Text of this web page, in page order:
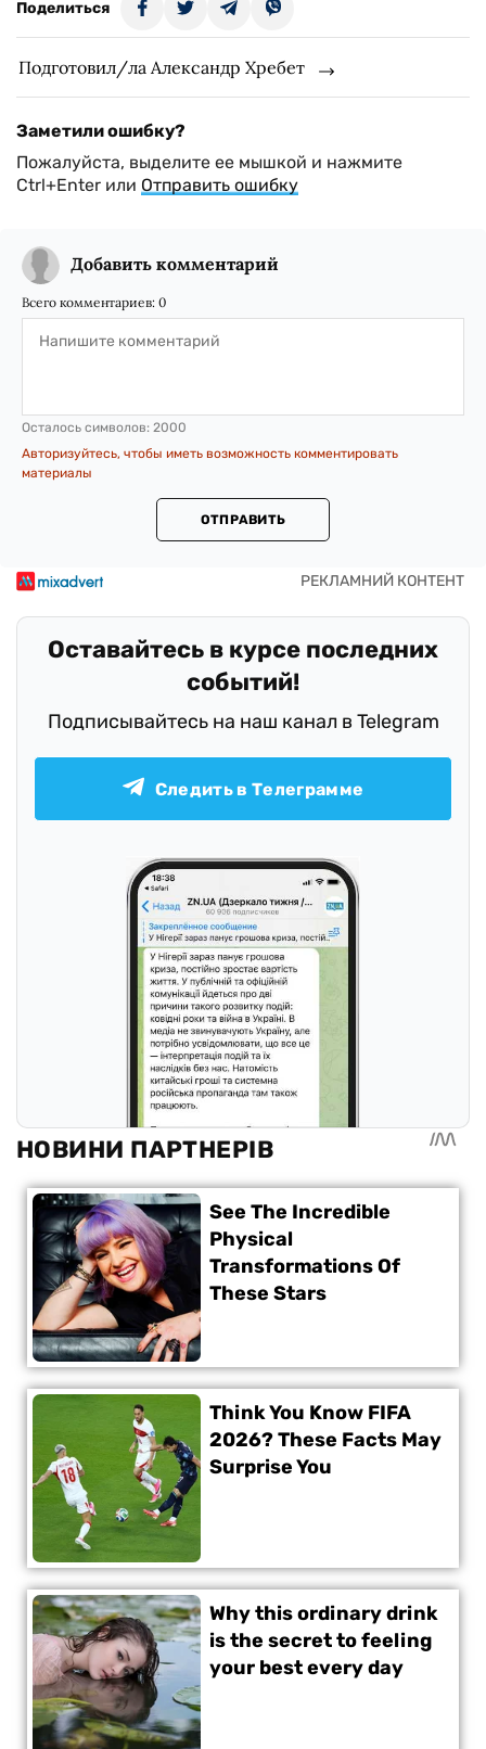
Поделиться
Подготовил/ла Александр Хребет
Заметили ошибку?
Пожалуйста, выделите ее мышкой и нажмите
Ctrl+Enter или Отправить ошибку
Добавить комментарий
Всего комментариев: 0
Осталось символов: 2000
Авторизуйтесь, чтобы иметь возможность комментировать
материалы
ОТПРАВИТЬ
Оставайтесь в курсе последних
событий!
Подписывайтесь на наш канал в Telegram
Следить в Телеграмме